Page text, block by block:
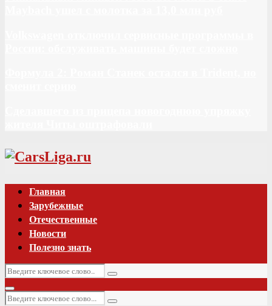
Vk
Главная
Зарубежные
Отечественные
Новости
Полезно знать
Искать:
Поиск
Основное
Искать: